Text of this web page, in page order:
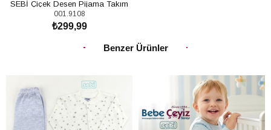
SEBİ Çiçek Desen Pijama Takım
(0-3 Ay)
001.9108
₺299,99
Benzer Ürünler